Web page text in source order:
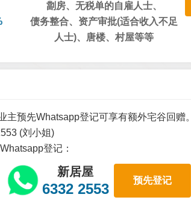
劏房、无税单的自雇人士、
债务整合、资产审批(适合收入不足
人士)、唐楼、村屋等等
主预先Whatsapp登记可享有额外宅谷回赠。
(刘小姐)
登记：
新居屋
6332 2553
预先登记